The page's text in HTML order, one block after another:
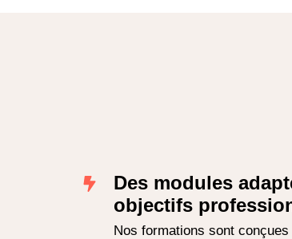
Des modules
objectifs
Nos formations sont